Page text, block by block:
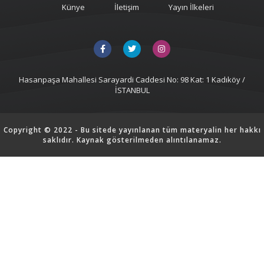
Künye İletişim Yayın İlkeleri
Hasanpaşa Mahallesi Sarayardi Caddesi No: 98 Kat: 1 Kadıköy /
İSTANBUL
Copyright © 2022 - Bu sitede yayınlanan tüm materyalin her hakkı
saklıdır. Kaynak gösterilmeden alıntılanamaz.